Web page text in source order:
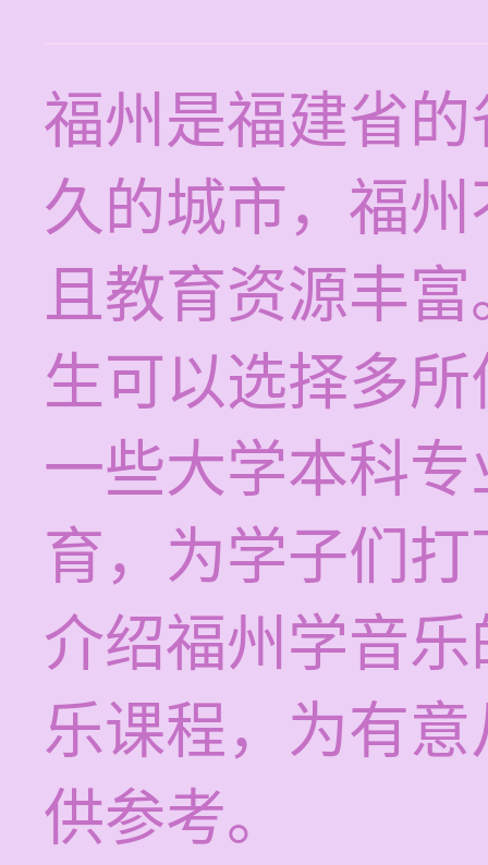
福州是福建省
久的城市，福
且教育资源丰
生可以选择多
一些大学本科
育，为学子们
介绍福州学音
乐课程，为有
供参考。